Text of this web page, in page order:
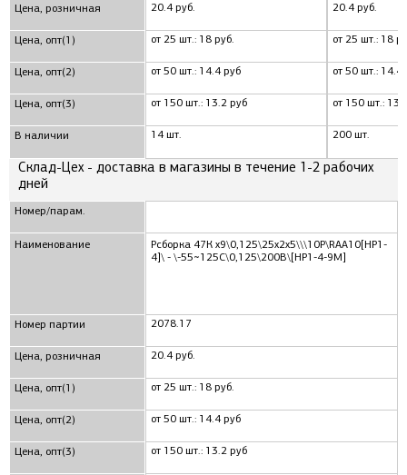
Цена, розничная
Цена, опт(1)
Цена, опт(2)
Цена, опт(3)
В наличии
20.4 руб.
от 25 шт.: 18 руб.
от 50 шт.: 14.4 руб
от 150 шт.: 13.2 руб
14 шт.
20.4 руб.
от 25 шт.: 18
от 50 шт.: 14.4
от 150 шт.:
200 шт.
Склад-Цех - доставка в магазины в течение 1-2 рабочих
дней
Номер/парам.
Наименование
Номер партии
Цена, розничная
Цена, опт(1)
Цена, опт(2)
Цена, опт(3)
Рсборка 47К x9\0,125\25x2x5\\\10P\RAA10[НР1-
4]\ - \-55~125C\0,125\200В\[НР1-4-9М]
2078.17
20.4 руб.
от 25 шт.: 18 руб.
от 50 шт.: 14.4 руб
от 150 шт.: 13.2 руб